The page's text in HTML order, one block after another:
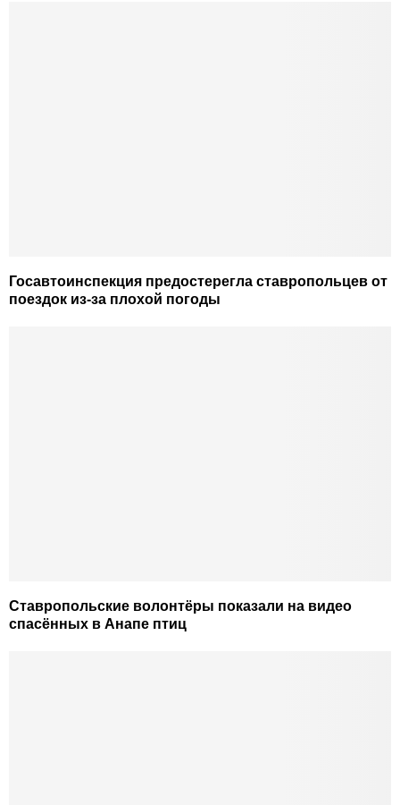
Госавтоинспекция предостерегла ставропольцев от
поездок из-за плохой погоды
Ставропольские волонтёры показали на видео
спасённых в Анапе птиц